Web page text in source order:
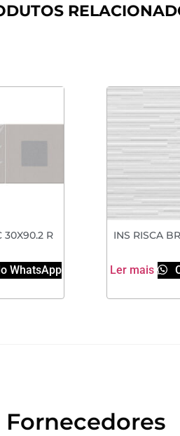
30X90.2 R
WhatsApp
INS RISCA
Ler mais
Fornecedores